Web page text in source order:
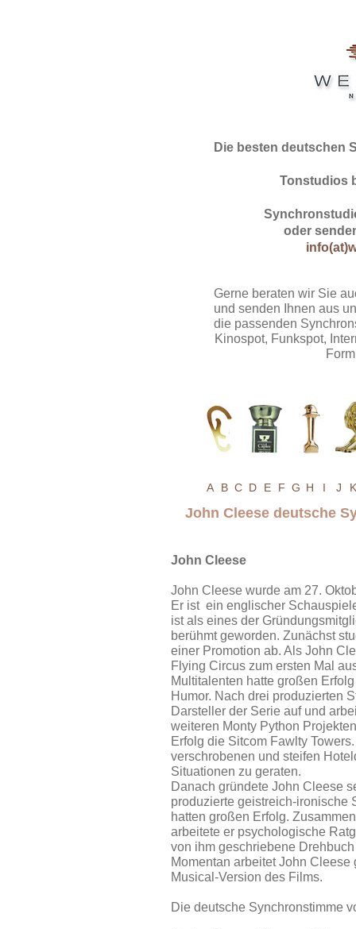
Die besten deutschen
Tonstudios
oder
Gerne beraten wir Sie
und senden Ihnen aus
die passenden
Kinospot, Funkspot,
A B C D E F G H I J K
John Cleese deutsche
John Cleese
John Cleese wurde am 27.
Er ist ein englischer
ist als eines der
berühmt geworden. Zunächst
einer Promotion ab. Als John
Flying Circus zum ersten Mal
Multitalenten hatte großen
Humor. Nach drei produzierten
Darsteller der Serie auf und
weiteren Monty Python
Erfolg die Sitcom Fawlty
verschrobenen und steifen
Situationen zu geraten.
Danach gründete John Cleese
produzierte geistreich-ironische
hatten großen Erfolg.
arbeitete er psychologische
von ihm geschriebene
Momentan arbeitet John
Musical-Version des Films.
Die deutsche Synchronstimme